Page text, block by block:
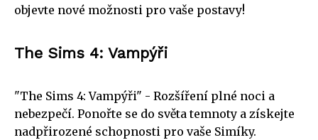
objevte nové možnosti pro vaše postavy!
The Sims 4: Vampýři
"The Sims 4: Vampýři" - Rozšíření plné noci a
nebezpečí. Ponořte se do světa temnoty a získejte
nadpřirozené schopnosti pro vaše Simíky.